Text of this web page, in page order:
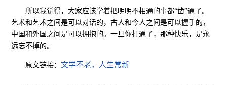
所以我觉得，大家应该学着把明明不相通的事都“凿”通了。
艺术和艺术之间是可以对话的，古人和今人之间是可以握手的，
中国和外国之间是可以拥抱的。一旦你打通了，那种快乐，是永
远忘不掉的。
原文链接：文学不老，人生常新